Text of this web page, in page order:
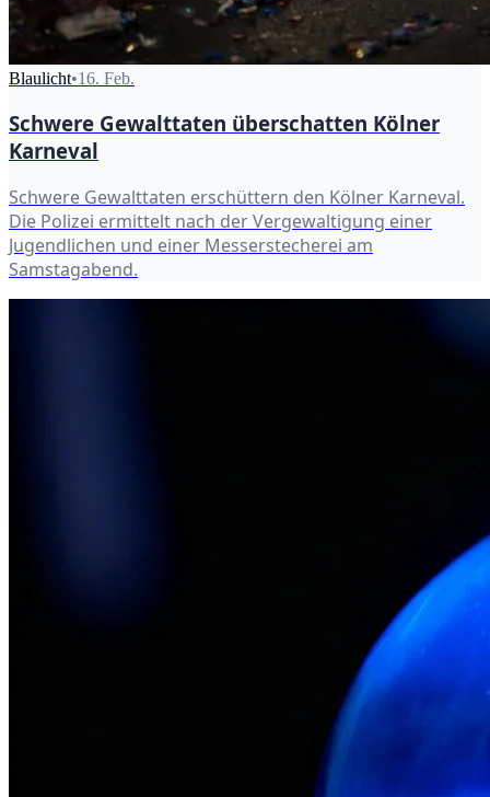
Blaulicht•16. Feb.
Schwere Gewalttaten überschatten Kölner
Karneval
Schwere Gewalttaten erschüttern den Kölner Karneval.
Die Polizei ermittelt nach der Vergewaltigung einer
Jugendlichen und einer Messerstecherei am
Samstagabend.